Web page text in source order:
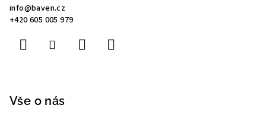
info@baven.cz
+420 605 005 979
Vše o nás